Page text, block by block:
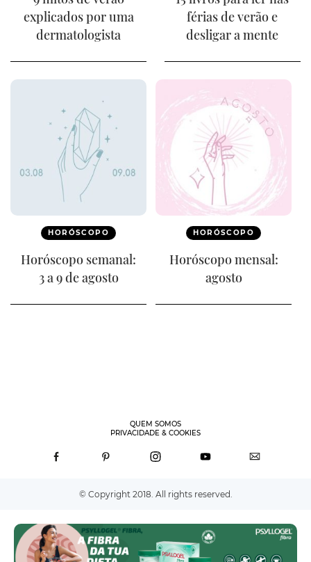
explicados por uma
dermatologista
férias de verão e
desligar a mente
HORÓSCOPO
Horóscopo semanal:
3 a 9 de agosto
HORÓSCOPO
Horóscopo mensal:
agosto
QUEM SOMOS
PRIVACIDADE & COOKIES
© Copyright 2018. All rights reserved.